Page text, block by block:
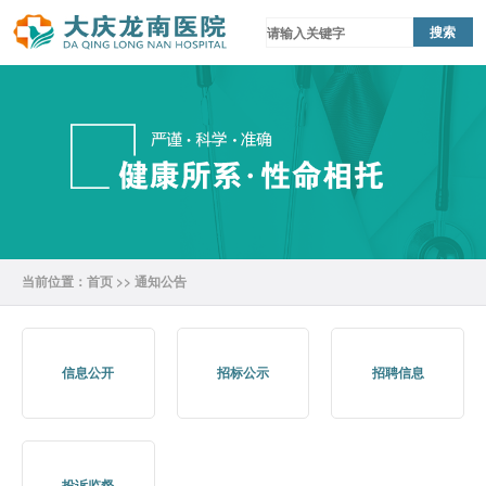
当前位置： 首页 >> 通知公告
信息公开 招标公示 招聘信息